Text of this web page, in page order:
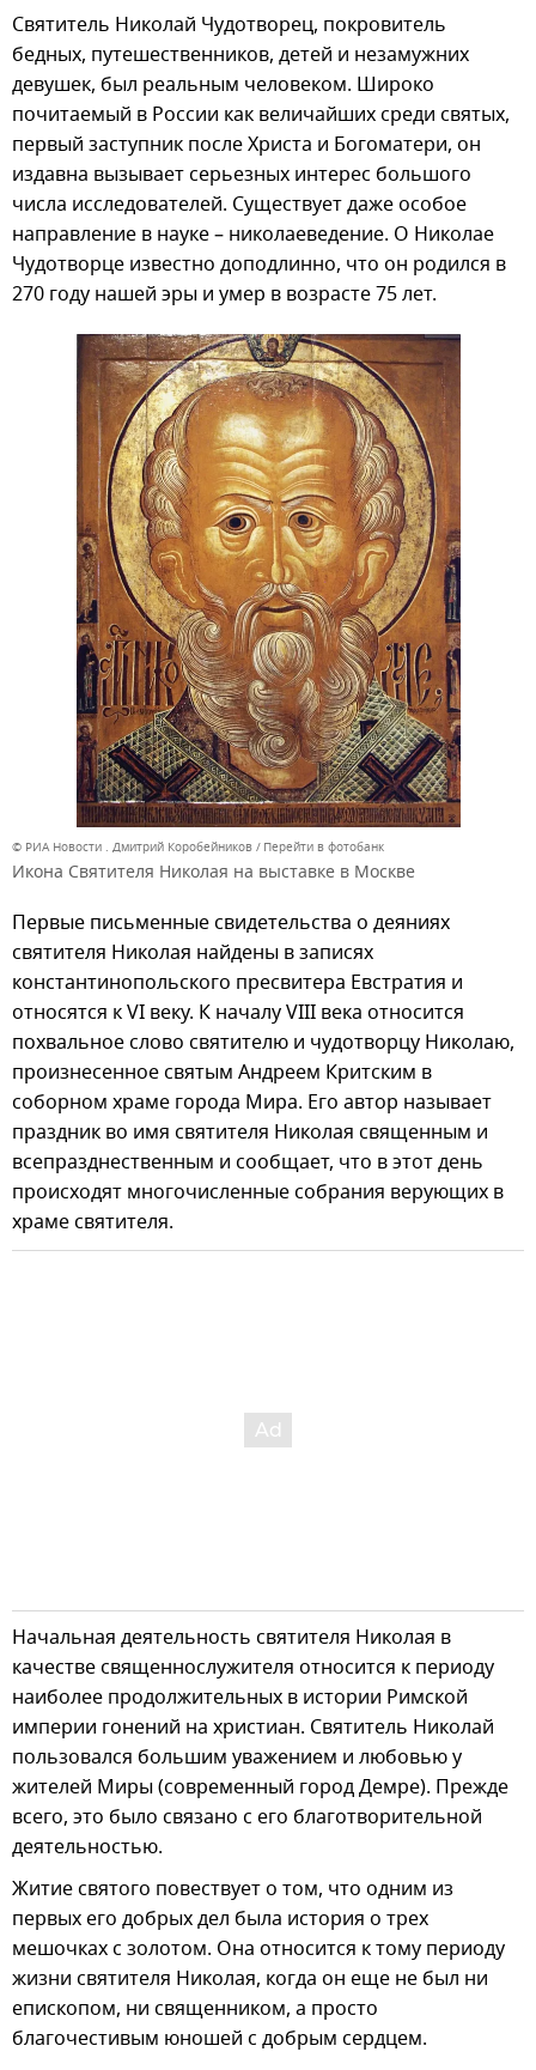
Святитель Николай Чудотворец, покровитель
бедных, путешественников, детей и незамужних
девушек, был реальным человеком. Широко
почитаемый в России как величайших среди святых,
первый заступник после Христа и Богоматери, он
издавна вызывает серьезных интерес большого
числа исследователей. Существует даже особое
направление в науке – николаеведение. О Николае
Чудотворце известно доподлинно, что он родился в
270 году нашей эры и умер в возрасте 75 лет.
© РИА Новости . Дмитрий Коробейников Перейти в фотобанк
Икона Святителя Николая на выставке в Москве
Первые письменные свидетельства о деяниях
святителя Николая найдены в записях
константинопольского пресвитера Евстратия и
относятся к VI веку. К началу VIII века относится
похвальное слово святителю и чудотворцу Николаю,
произнесенное святым Андреем Критским в
соборном храме города Мира. Его автор называет
праздник во имя святителя Николая священным и
всепразднественным и сообщает, что в этот день
происходят многочисленные собрания верующих в
храме святителя.
Начальная деятельность святителя Николая в
качестве священнослужителя относится к периоду
наиболее продолжительных в истории Римской
империи гонений на христиан. Святитель Николай
пользовался большим уважением и любовью у
жителей Миры (современный город Демре). Прежде
всего, это было связано с его благотворительной
деятельностью.
Житие святого повествует о том, что одним из
первых его добрых дел была история о трех
мешочках с золотом. Она относится к тому периоду
жизни святителя Николая, когда он еще не был ни
епископом, ни священником, а просто
благочестивым юношей с добрым сердцем.